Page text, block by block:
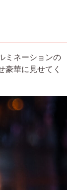
ミネーションの
豪華に見せてく